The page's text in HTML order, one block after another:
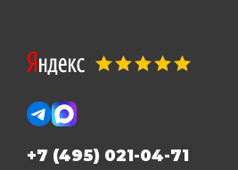
+7 (495) 021-04-71